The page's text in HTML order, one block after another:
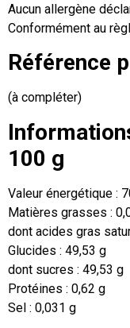
Aucun allergène
Conformément au
Référence
(à compléter)
100 g
Valeur énergétique :
Matières grasses :
dont acides gras
Glucides : 49,53 g
dont sucres : 49,53 g
Protéines : 0,62 g
Sel : 0,031 g